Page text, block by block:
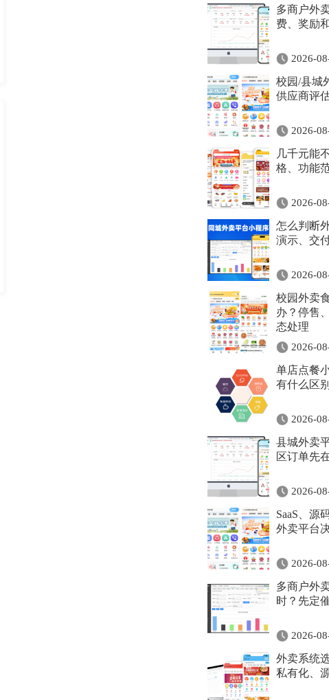
多商户外
费、奖励
2026-
校园/县城
供应商评
2026-
几千元能
格、功能
2026-
怎么判断
演示、交
2026-
校园外卖
办？停售
态处理
2026-
单店点餐
有什么区
2026-
县城外卖
区订单先
2026-
SaaS、源
外卖平台
2026-
多商户外
时？先定
2026-
外卖系统
私有化、